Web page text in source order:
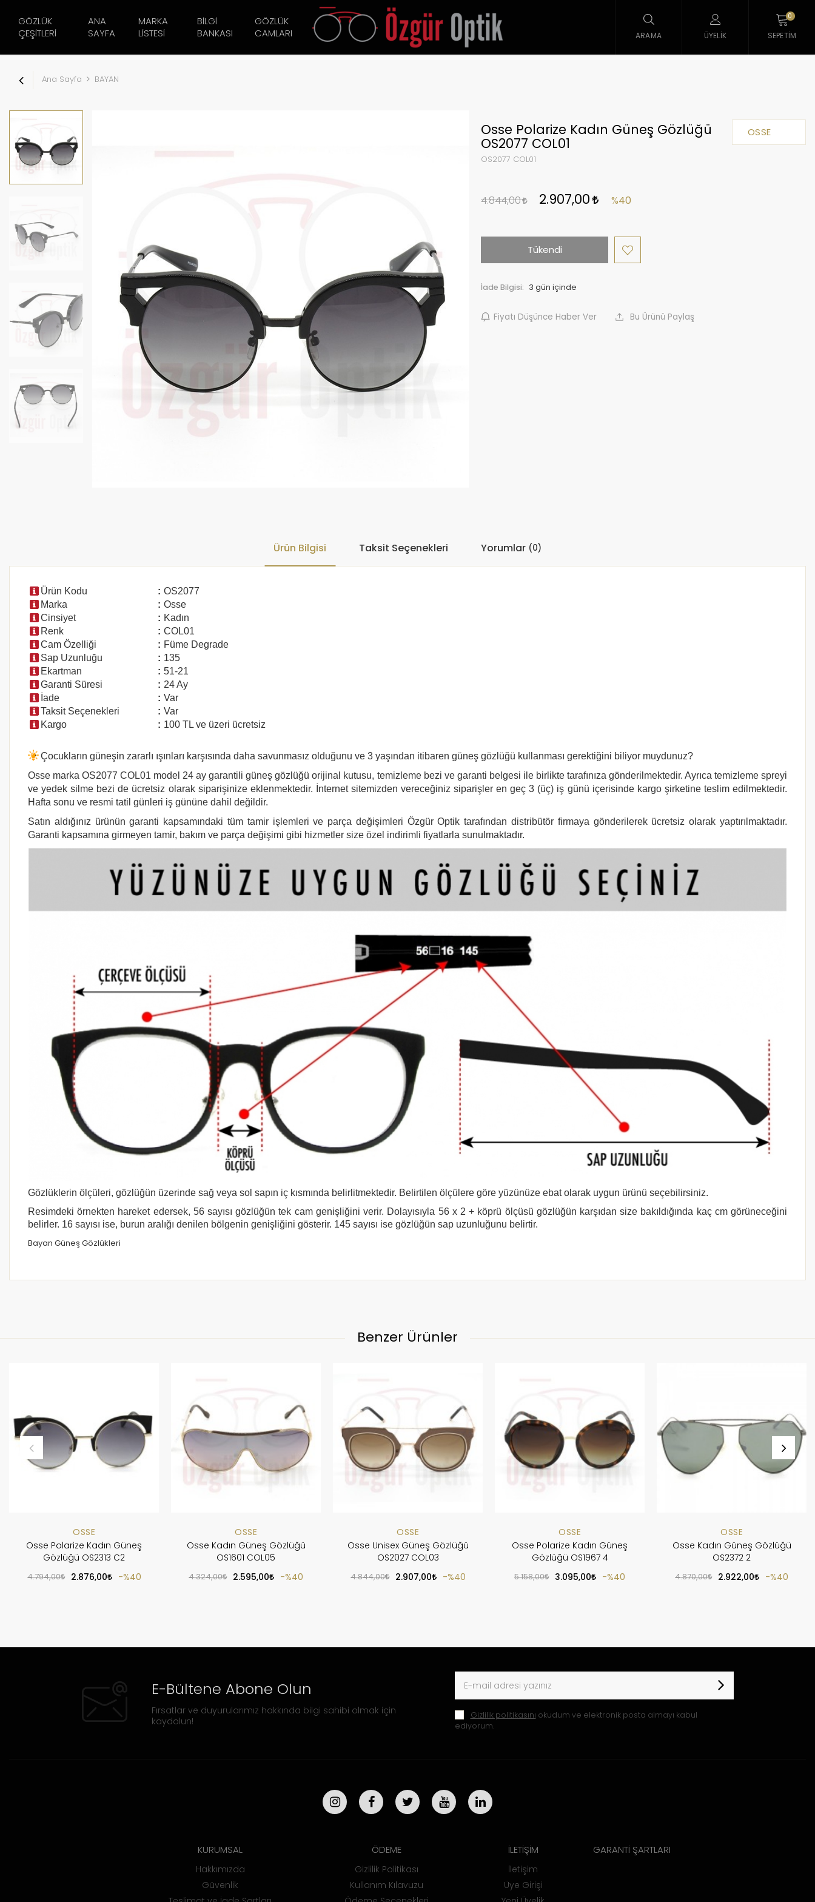
GÖZLÜK
ÇEŞITLERI
ANA
SAYFA
MARKA
LISTESI
BILGI
BANKASI
GÖZLÜK
CAMLARI
ARAMA ÜYELIK
0
SEPETIM
Ana Sayfa BAYAN
OSSE
Osse Polarize Kadın Güneş Gözlüğü
OS2077 COL01
OS2077 COL01
4.844,00 2.907,00 %40
Tükendi
İade Bilgisi:
Fiyatı Düşünce Haber Ver Bu Ürünü Paylaş
Ürün Bilgisi Taksit Seçenekleri Yorumlar (0)
Ürün Kodu : OS2077
Marka
: Osse
Cinsiyet
: Kadın
Renk
: COL01
Cam Özelliği
: Füme Degrade
Sap Uzunluğu
: 135
Ekartman
: 51-21
Garanti Süresi
: 24 Ay
İade
: Var
Taksit Seçenekleri
: Var
Kargo
: 100 TL ve üzeri ücretsiz
Çocukların güneşin zararlı ışınları karşısında daha savunmasız olduğunu ve 3 yaşından itibaren güneş gözlüğü kullanması gerektiğini biliyor muydunuz?
Osse markaOS2077 COL01 model 24 ay garantili güneş gözlüğü orijinal kutusu, temizleme bezi ve garanti belgesi ile birlikte tarafınıza gönderilmektedir. Ayrıca temizleme spreyi
ve yedek silme bezi de ücretsiz olarak siparişinize eklenmektedir. İnternet sitemizden vereceğiniz siparişler en geç 3 (üç) iş günü içerisinde kargo şirketine teslim edilmektedir.
Hafta sonu ve resmi tatil günleri iş gününe dahil değildir.
Satın aldığınız ürünün garanti kapsamındaki tüm tamir işlemleri ve parça değişimleri Özgür Optik tarafından distribütör firmaya gönderilerek ücretsiz olarak yaptırılmaktadır.
Garanti kapsamına girmeyen tamir, bakım ve parça değişimi gibi hizmetler size özel indirimli fiyatlarla sunulmaktadır.
Gözlüklerin ölçüleri, gözlüğün üzerinde sağ veya sol sapın iç kısmında belirlitmektedir. Belirtilen ölçülere göre yüzünüze ebat olarak uygun ürünü seçebilirsiniz.
Resimdeki örnekten hareket edersek, 56 sayısı gözlüğün tek cam genişliğini verir. Dolayısıyla 56 x 2 + köprü ölçüsü gözlüğün karşıdan size bakıldığında kaç cm görüneceğini
belirler. 16 sayısı ise, burun aralığı denilen bölgenin genişliğini gösterir. 145 sayısı ise gözlüğün sap uzunluğunu belirtir.
Bayan Güneş Gözlükleri
Benzer Ürünler
OSSE
Osse Polarize Kadın Güneş
Gözlüğü OS2313 C2
4.794,00 2.876,00 %40
OSSE
Osse Kadın Güneş Gözlüğü
OS1601 COL05
4.324,00 2.595,00 %40
OSSE
Osse Unisex Güneş Gözlüğü
OS2027 COL03
4.844,00 2.907,00 %40
OSSE
Osse Polarize Kadın Güneş
Gözlüğü OS1967 4
5.158,00 3.095,00 %40
OSSE
Osse Kadın Güneş Gözlüğü
OS2372 2
4.870,00 2.922,00 %40
E-Bültene Abone Olun
Fırsatlar ve duyurularımız hakkında bilgi sahibi olmak için
kaydolun!
Gizlilik politikasını okudum ve elektronik posta almayı kabul
ediyorum.
KURUMSAL
Hakkımızda
Güvenlik
ÖDEME
Gizlilik Politikası
Kullanım Kılavuzu
İLETİŞİM
İletişim
Üye Girişi
GARANTİ ŞARTLARI